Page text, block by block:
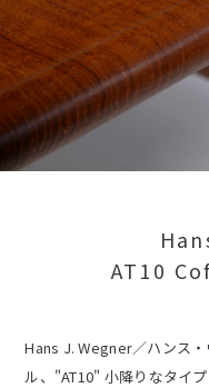
AT10
Hans J. Wegner／ハンス
ル、"AT10" 小降りなタイ